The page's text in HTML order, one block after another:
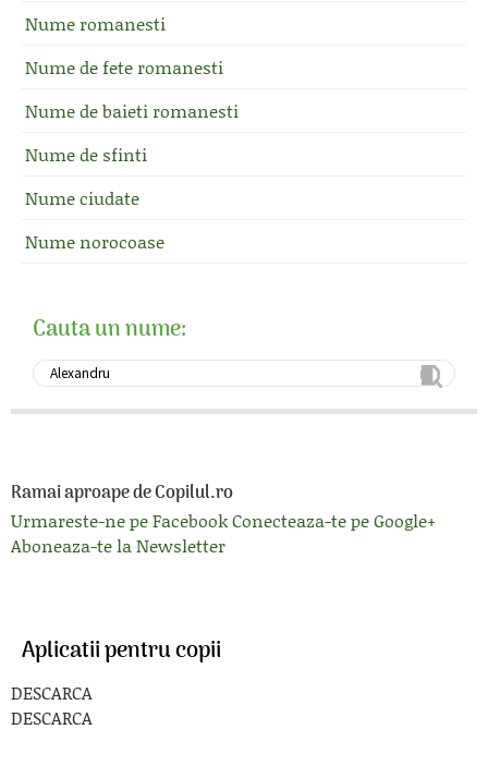
Nume romanesti
Nume de fete romanesti
Nume de baieti romanesti
Nume de sfinti
Nume ciudate
Nume norocoase
Cauta un nume:
Ramai aproape de Copilul.ro
Urmareste-ne pe FacebookConecteaza-te pe Google+
Aboneaza-te la Newsletter
Aplicatii pentru copii
DESCARCA
DESCARCA